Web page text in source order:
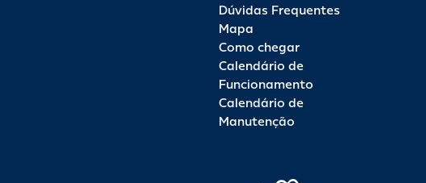
Dúvidas Frequentes
Mapa
Como chegar
Calendário de
Funcionamento
Calendário de
Manutenção